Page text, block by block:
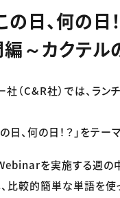
の日、何の日
～カクテル
社（C&R社）では、ラ
日、何の日！？」をテ
を実施する週の
、比較的簡単な単語を使